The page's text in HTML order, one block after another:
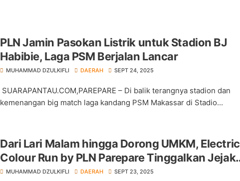
PLN Jamin Pasokan Listrik untuk Stadion BJ
Habibie, Laga PSM Berjalan Lancar
MUHAMMAD DZULKIFLI DAERAH SEPT 24, 2025
SUARAPANTAU.COM,PAREPARE – Di balik terangnya stadion dan
kemenangan big match laga kandang PSM Makassar di Stadio...
Dari Lari Malam hingga Dorong UMKM, Electric
Colour Run by PLN Parepare Tinggalkan Jejak
Positif
MUHAMMAD DZULKIFLI DAERAH SEPT 23, 2025